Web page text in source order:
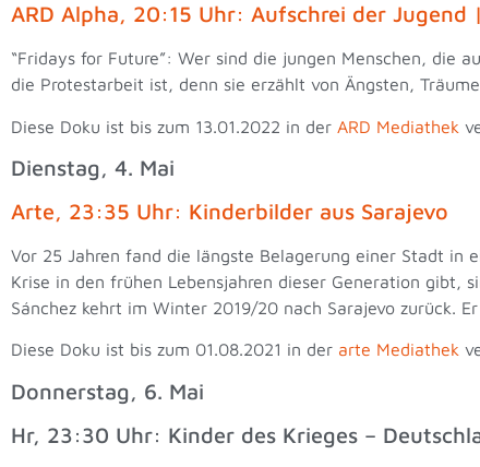
ARD Alpha, 20:15 Uhr: Aufschrei der Jugend
“Fridays for Future”: Wer sind die jungen Menschen, die
die Protestarbeit ist, denn sie erzählt von Ängsten,
Diese Doku ist bis zum 13.01.2022 in der ARD Mediathek
Dienstag, 4. Mai
Arte, 23:35 Uhr: Kinderbilder aus Sarajevo
Vor 25 Jahren fand die längste Belagerung einer Stadt in
Krise in den frühen Lebensjahren dieser Generation gibt,
Sánchez kehrt im Winter 2019/20 nach Sarajevo zurück.
Diese Doku ist bis zum 01.08.2021 in der arte Mediathek
Donnerstag, 6. Mai
Hr, 23:30 Uhr: Kinder des Krieges –